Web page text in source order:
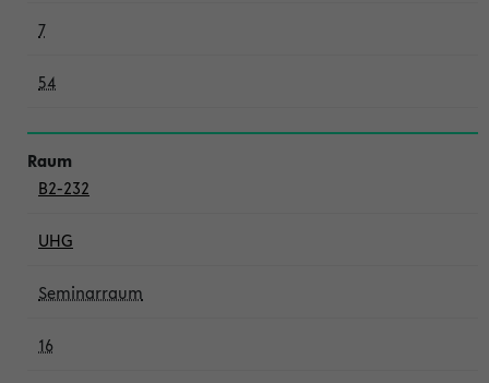
7
54
B2-232
UHG
Seminarraum
16